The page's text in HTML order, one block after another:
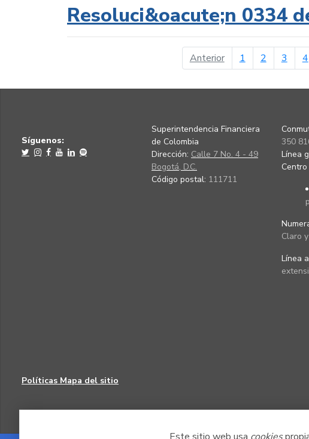
Resoluci&oacute;n 0334
Anteriorpágina anterior
1 2 3 4
Síguenos:
Superintendencia Financiera
de Colombia
Dirección: Calle 7 No. 4 - 49
Bogotá, D.C.
Código postal: 111711
350
Línea
Claro
Línea
Políticas Mapa del sitio